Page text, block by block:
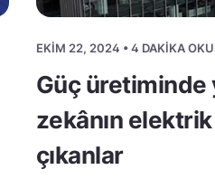
EKIM 22, 2024 • 4 DAKIKA
Güç üretiminde
zekânın
çıkanlar